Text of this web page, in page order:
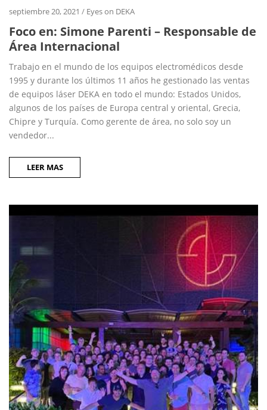
septiembre 20, 2021 / Eyes on DEKA
Foco en: Simone Parenti – Responsable de
Área Internacional
Trabajo en el mundo de los equipos electromédicos desde
1995 y durante los últimos 11 años he gestionado las ventas
de equipos láser DEKA en todo el mundo: Estados Unidos,
algunos de los países de Europa central y oriental, Grecia,
Chipre y Turquía. Como gerente de área, no solo soy un
vendedor...
LEER MAS